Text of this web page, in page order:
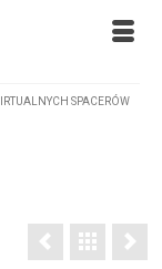
SPACERÓW